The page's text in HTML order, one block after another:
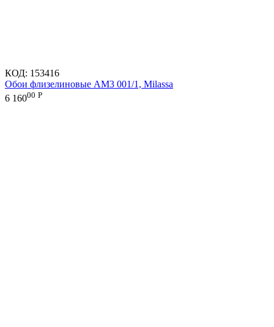
КОД: 153416
Обои флизелиновые AM3 001/1, Milassa
6 16000 Р